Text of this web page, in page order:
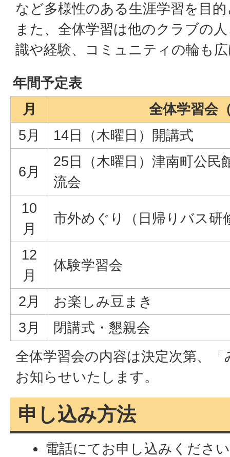
など多様性のある生涯学習を目
また、全体学習は他のクラブの
識や経験、コミュニティの輪も
年間予定表
月
全体学習会
5月
14日（木曜日）開講式
6月
25日（木曜日）津南町公民
流会
10
月
市外めぐり（日帰りバス研
12
月
体験学習会
2月
お楽しみ豆まき
3月
閉講式・懇親会
全体学習会の内容は決定次第、
お知らせいたします。
申し込み方法
電話にてお申し込みくださ